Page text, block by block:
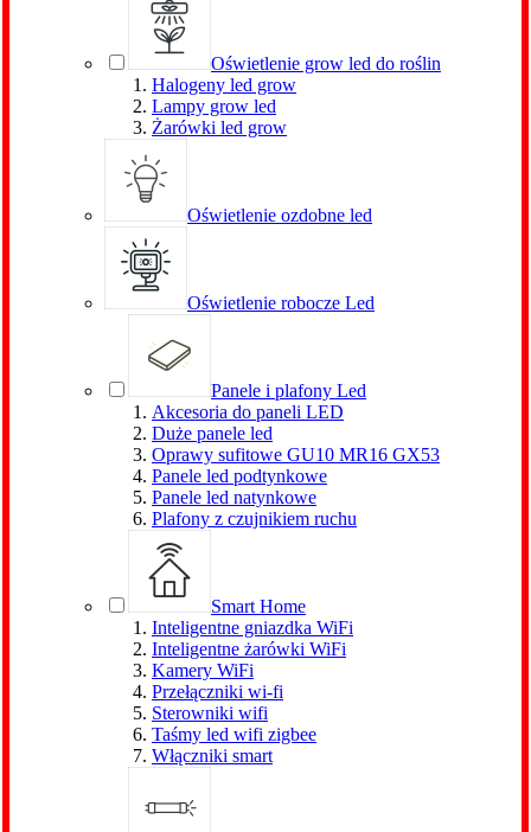
Oświetlenie grow led do roślin
Halogeny led grow
Lampy grow led
Żarówki led grow
Oświetlenie ozdobne led
Oświetlenie robocze Led
Panele i plafony Led
Akcesoria do paneli LED
Duże panele led
Oprawy sufitowe GU10 MR16 GX53
Panele led podtynkowe
Panele led natynkowe
Plafony z czujnikiem ruchu
Smart Home
Inteligentne gniazdka WiFi
Inteligentne żarówki WiFi
Kamery WiFi
Przełączniki wi-fi
Sterowniki wifi
Taśmy led wifi zigbee
Włączniki smart